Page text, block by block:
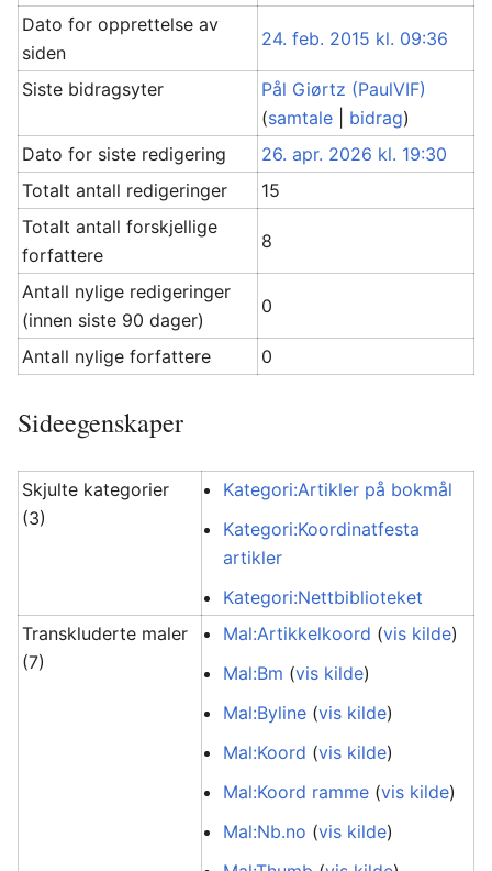
Dato for opprettelse av
siden
24. feb. 2015 kl. 09:36
Siste bidragsyter
Pål Giørtz (PaulVIF)
(samtale bidrag)
Dato for siste redigering
26. apr. 2026 kl. 19:30
Totalt antall redigeringer
15
Totalt antall forskjellige
forfattere
8
Antall nylige redigeringer
(innen siste 90 dager)
0
Antall nylige forfattere 0
Sideegenskaper
Skjulte kategorier
(3)
Kategori:Artikler på bokmål
Kategori:Koordinatfesta
artikler
Kategori:Nettbiblioteket
Transkluderte maler
(7)
Mal:Artikkelkoord (vis kilde)
Mal:Bm (vis kilde)
Mal:Byline (vis kilde)
Mal:Koord (vis kilde)
Mal:Koord ramme (vis kilde)
Mal:Nb.no (vis kilde)